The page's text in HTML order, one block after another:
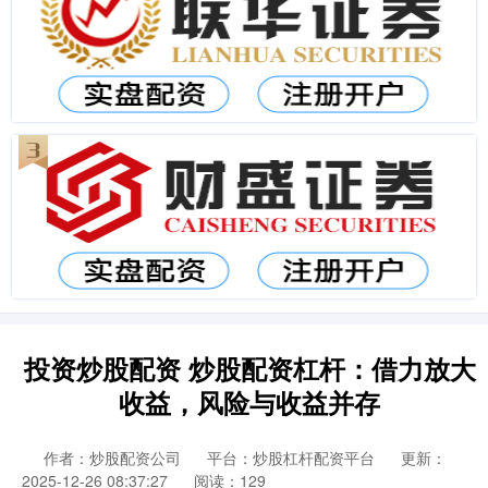
投资炒股配资 炒股配资杠杆：借力放大
收益，风险与收益并存
作者：炒股配资公司 平台：炒股杠杆配资平台
更新：
2025-12-26 08:37:27
阅读：129